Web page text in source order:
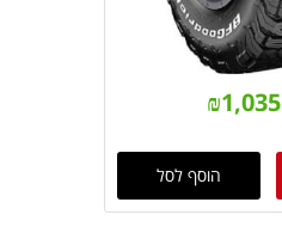
₪1,035
הוסף לסל